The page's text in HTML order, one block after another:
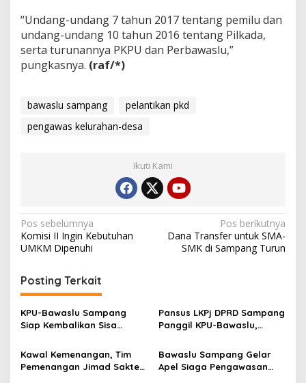
“Undang-undang 7 tahun 2017 tentang pemilu dan
undang-undang 10 tahun 2016 tentang Pilkada,
serta turunannya PKPU dan Perbawaslu,”
pungkasnya. (raf/*)
bawaslu sampang
pelantikan pkd
pengawas kelurahan-desa
Ikuti Kami
Navigasi
pos
Pos sebelumnya
Komisi II Ingin Kebutuhan
UMKM Dipenuhi
Pos berikutnya
Dana Transfer untuk SMA-
SMK di Sampang Turun
Posting Terkait
KPU-Bawaslu Sampang
Siap Kembalikan Sisa
Pansus LKPj DPRD Sampang
Panggil KPU-Bawaslu,
Kembalikan Anggaran Rp
12,6 M
Kawal Kemenangan, Tim
Pemenangan Jimad Sakteh
Bawaslu Sampang Gelar
Apel Siaga Pengawasan